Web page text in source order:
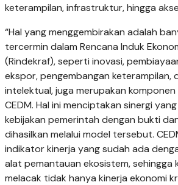
keterampilan, infrastruktur, hingga
“Hal yang menggembirakan adalah
tercermin dalam Rencana Induk
(Rindekraf), seperti inovasi,
ekspor, pengembangan keterampilan,
intelektual, juga merupakan komponen
CEDM. Hal ini menciptakan sinergi
kebijakan pemerintah dengan bukti
dihasilkan melalui model tersebut.
indikator kinerja yang sudah ada
alat pemantauan ekosistem, sehingga
melacak tidak hanya kinerja ekonomi